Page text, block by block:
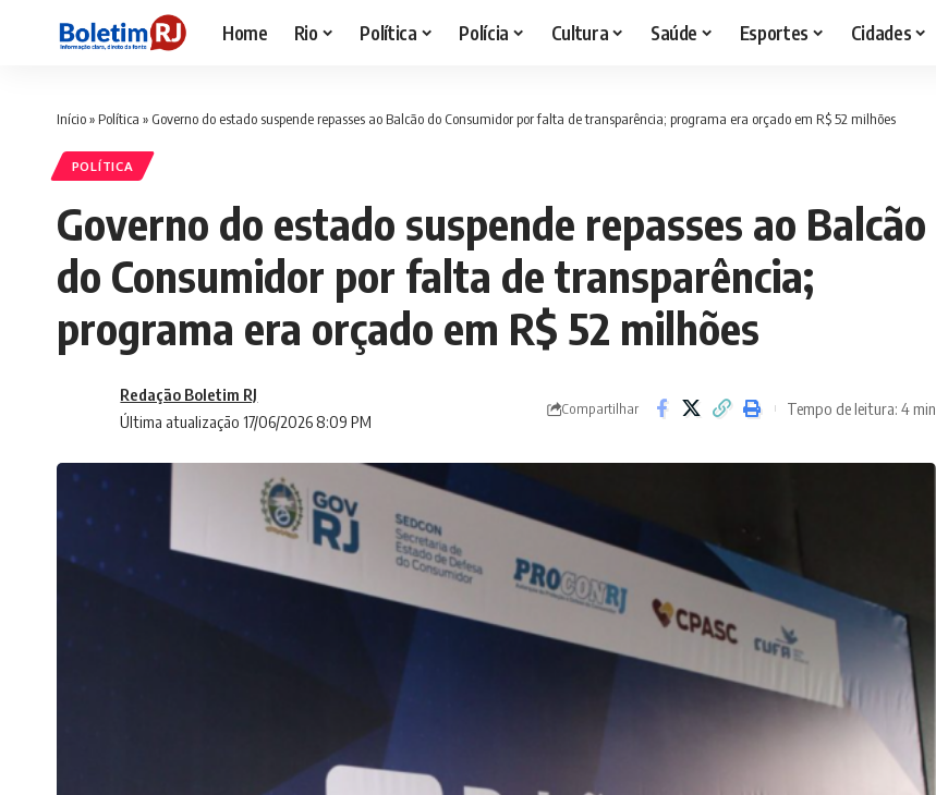
Home Rio Política Polícia Cultura Saúde Esportes Cidades
Início» Política » Governo do estado suspende repasses ao Balcão do Consumidor por falta de transparência; programa era orçado em R$ 52 milhões
POLÍTICA
Governo do estado suspende repasses ao Balcão
do Consumidor por falta de transparência;
programa era orçado em R$ 52 milhões
Última atualização 17/06/2026 8:09 PM
Redação Boletim RJ
Compartilhar Tempo de leitura: 4 min